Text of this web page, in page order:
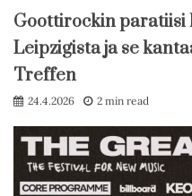
Goottirockin paratiisi
Leipzigista ja se
Treffen
24.4.2026 2 min read